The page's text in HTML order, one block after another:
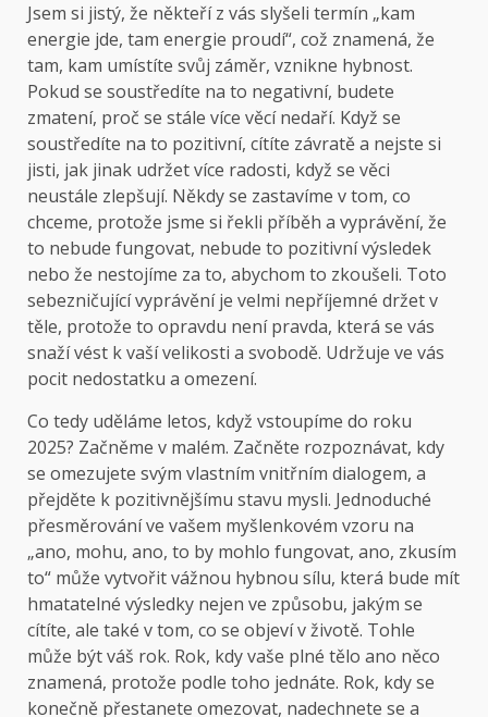
Jsem si jistý, že někteří z vás slyšeli termín „kam
energie jde, tam energie proudí“, což znamená, že
tam, kam umístíte svůj záměr, vznikne hybnost.
Pokud se soustředíte na to negativní, budete
zmatení, proč se stále více věcí nedaří. Když se
soustředíte na to pozitivní, cítíte závratě a nejste si
jisti, jak jinak udržet více radosti, když se věci
neustále zlepšují. Někdy se zastavíme v tom, co
chceme, protože jsme si řekli příběh a vyprávění, že
to nebude fungovat, nebude to pozitivní výsledek
nebo že nestojíme za to, abychom to zkoušeli. Toto
sebezničující vyprávění je velmi nepříjemné držet v
těle, protože to opravdu není pravda, která se vás
snaží vést k vaší velikosti a svobodě. Udržuje ve vás
pocit nedostatku a omezení.
Co tedy uděláme letos, když vstoupíme do roku
2025? Začněme v malém. Začněte rozpoznávat, kdy
se omezujete svým vlastním vnitřním dialogem, a
přejděte k pozitivnějšímu stavu mysli. Jednoduché
přesměrování ve vašem myšlenkovém vzoru na
„ano, mohu, ano, to by mohlo fungovat, ano, zkusím
to“ může vytvořit vážnou hybnou sílu, která bude mít
hmatatelné výsledky nejen ve způsobu, jakým se
cítíte, ale také v tom, co se objeví v životě. Tohle
může být váš rok. Rok, kdy vaše plné tělo ano něco
znamená, protože podle toho jednáte. Rok, kdy se
konečně přestanete omezovat, nadechnete se a